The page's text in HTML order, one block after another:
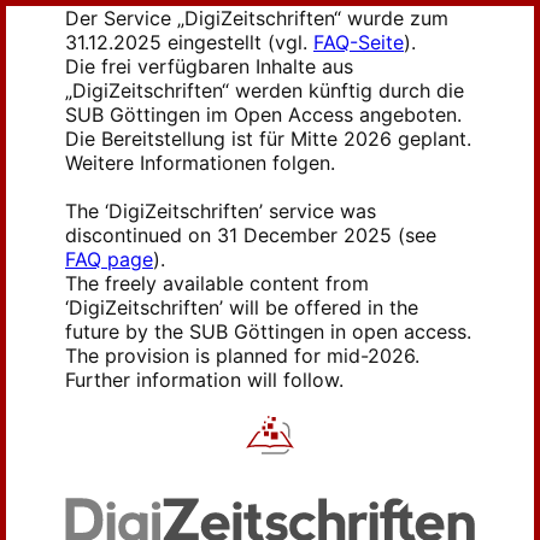
Der Service „DigiZeitschriften“ wurde zum
31.12.2025 eingestellt (vgl. FAQ-Seite).
Die frei verfügbaren Inhalte aus
„DigiZeitschriften“ werden künftig durch die
SUB Göttingen im Open Access angeboten.
Die Bereitstellung ist für Mitte 2026 geplant.
Weitere Informationen folgen.
The ‘DigiZeitschriften’ service was
discontinued on 31 December 2025 (see
FAQ page).
The freely available content from
‘DigiZeitschriften’ will be offered in the
future by the SUB Göttingen in open access.
The provision is planned for mid-2026.
Further information will follow.